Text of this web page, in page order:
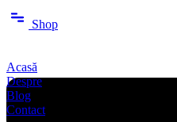
Sari
Shop
Acasă
Despre
Blog
Contact